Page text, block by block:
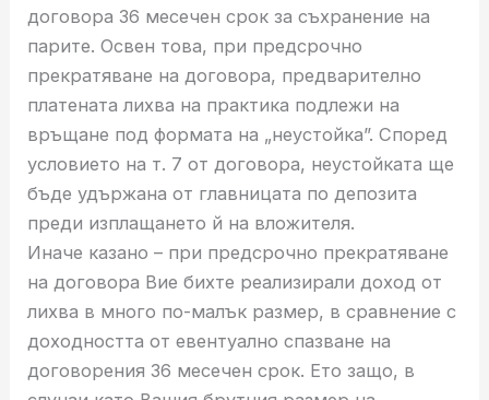
договора 36 месечен срок за съхранение на
парите. Освен това, при предсрочно
прекратяване на договора, предварително
платената лихва на практика подлежи на
връщане под формата на „неустойка”. Според
условието на т. 7 от договора, неустойката ще
бъде удържана от главницата по депозита
преди изплащането й на вложителя.
Иначе казано – при предсрочно прекратяване
на договора Вие бихте реализирали доход от
лихва в много по-малък размер, в сравнение с
доходността от евентуално спазване на
договорения 36 месечен срок. Ето защо, в